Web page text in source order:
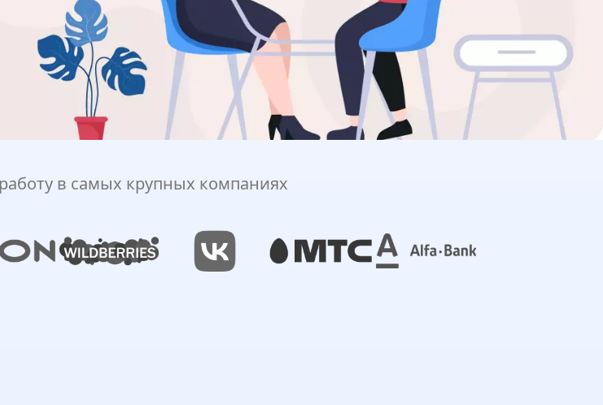
в самых крупных компаниях